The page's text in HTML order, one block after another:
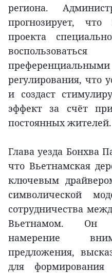
региона.
прогнозирует,
проекта
регулирования, что
и создаст
эффект за счёт
постоянных жителей.
Глава уезда Бонхва
что Вьетнамская
ключевым
символической
сотрудничества
Вьетнамом. Он
намерение
предложения,
для формирования